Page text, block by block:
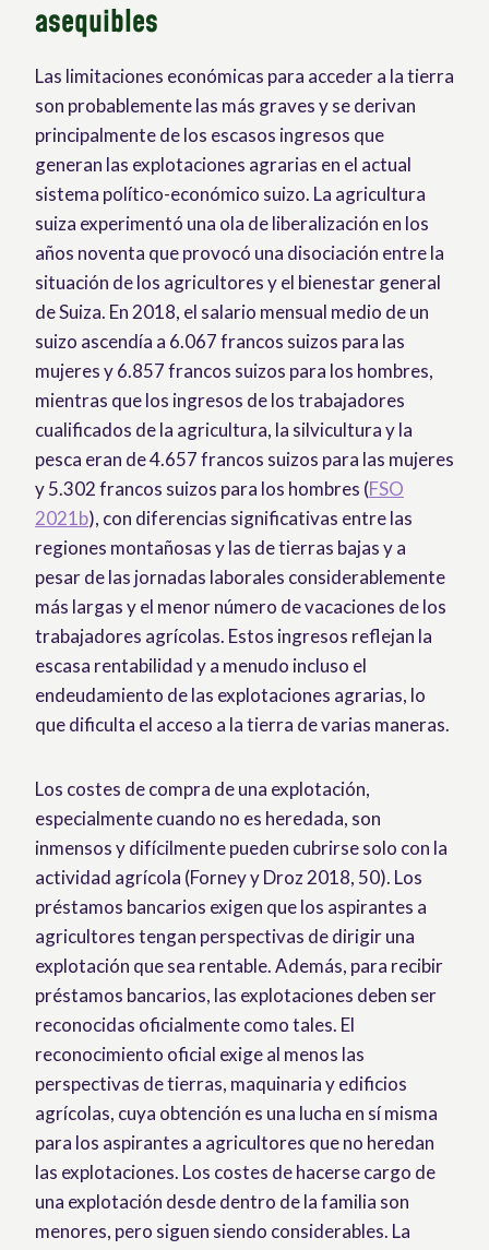
asequibles
Las limitaciones económicas para acceder a la tierra
son probablemente las más graves y se derivan
principalmente de los escasos ingresos que
generan las explotaciones agrarias en el actual
sistema político-económico suizo. La agricultura
suiza experimentó una ola de liberalización en los
años noventa que provocó una disociación entre la
situación de los agricultores y el bienestar general
de Suiza. En 2018, el salario mensual medio de un
suizo ascendía a 6.067 francos suizos para las
mujeres y 6.857 francos suizos para los hombres,
mientras que los ingresos de los trabajadores
cualificados de la agricultura, la silvicultura y la
pesca eran de 4.657 francos suizos para las mujeres
y 5.302 francos suizos para los hombres (FSO
2021b), con diferencias significativas entre las
regiones montañosas y las de tierras bajas y a
pesar de las jornadas laborales considerablemente
más largas y el menor número de vacaciones de los
trabajadores agrícolas. Estos ingresos reflejan la
escasa rentabilidad y a menudo incluso el
endeudamiento de las explotaciones agrarias, lo
que dificulta el acceso a la tierra de varias maneras.
Los costes de compra de una explotación,
especialmente cuando no es heredada, son
inmensos y difícilmente pueden cubrirse solo con la
actividad agrícola (Forney y Droz 2018, 50). Los
préstamos bancarios exigen que los aspirantes a
agricultores tengan perspectivas de dirigir una
explotación que sea rentable. Además, para recibir
préstamos bancarios, las explotaciones deben ser
reconocidas oficialmente como tales. El
reconocimiento oficial exige al menos las
perspectivas de tierras, maquinaria y edificios
agrícolas, cuya obtención es una lucha en sí misma
para los aspirantes a agricultores que no heredan
las explotaciones. Los costes de hacerse cargo de
una explotación desde dentro de la familia son
menores, pero siguen siendo considerables. La